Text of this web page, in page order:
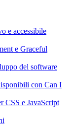
e accessibile
e Graceful
del software
con Can I
CSS e JavaScript